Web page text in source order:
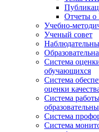
Отчеты
Учебно-
Ученый совет
Система
обучающихся
Система
оценки
Система
Система
Система